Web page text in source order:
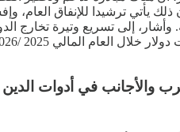
يأتي ترشيدا للإنفاق العام،
وأشار، إلى تسريع وتيرة تخارج